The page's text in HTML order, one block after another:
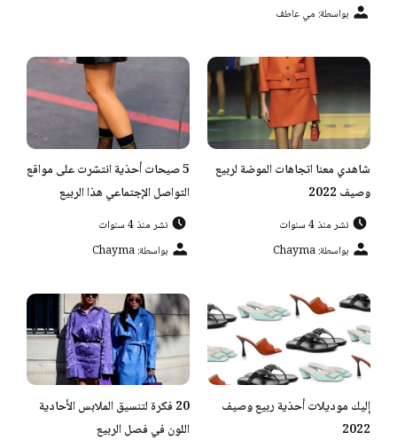
بواسطة: مي عاطف
شاهدي معنا اتجاهات الموضة لربيع
وصيف 2022
نشر منذ 4 سنوات
بواسطة: Chayma
5 صيحات أحذية انتشرت على مواقع
التواصل الإجتماعي هذا الربيع
نشر منذ 4 سنوات
بواسطة: Chayma
إليك موديلات أحذية ربيع وصيف
2022
20 فكرة لتنسيق الملابس الأحادية
اللون في فصل الربيع